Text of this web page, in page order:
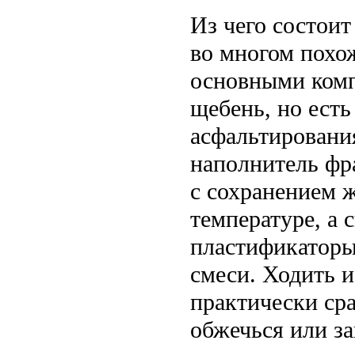
Из чего
во многом
основными
щебень, но
наполнитель
с сохранением
температуре, а
смеси. Ходить
практически
обжечься или